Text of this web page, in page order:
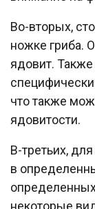
Во-вторых,
ножке гриба.
ядовит.
что также
ядовитости.
В-третьих,
в
некоторые